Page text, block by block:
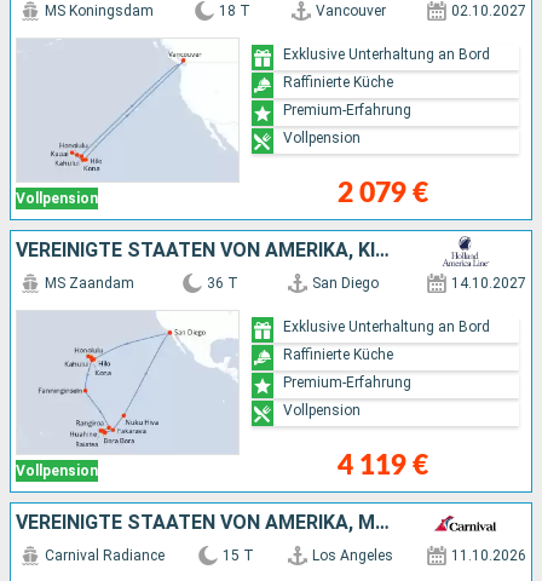
Vollpension
MS Koningsdam 18 T Vancouver 02.10.2027
2 079 €
Exklusive Unterhaltung an Bord
Raffinierte Küche
Premium-Erfahrung
Vollpension
VEREINIGTE STAATEN VON AMERIKA, KIRIBATI, FRANKREICH
Vollpension
MS Zaandam 36 T San Diego 14.10.2027
4 119 €
Exklusive Unterhaltung an Bord
Raffinierte Küche
Premium-Erfahrung
Vollpension
VEREINIGTE STAATEN VON AMERIKA, MEXIKO
Carnival Radiance 15 T Los Angeles 11.10.2026